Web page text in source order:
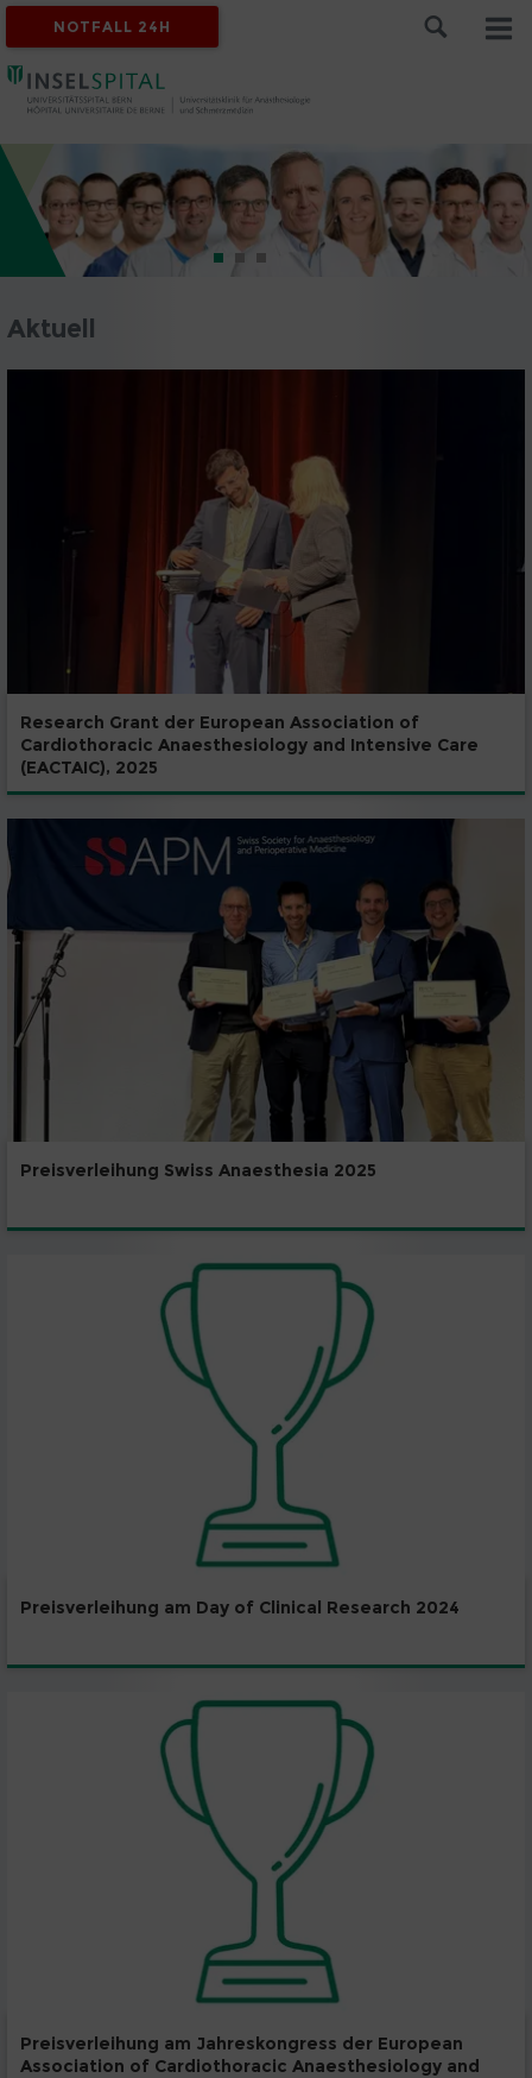
NOTFALL 24H
Aktuell
Research Grant der European Association of
Cardiothoracic Anaesthesiology and Intensive Care
(EACTAIC), 2025
Preisverleihung Swiss Anaesthesia 2025
Preisverleihung am Day of Clinical Research 2024
Preisverleihung am Jahreskongress der European
Association of Cardiothoracic Anaesthesiology and